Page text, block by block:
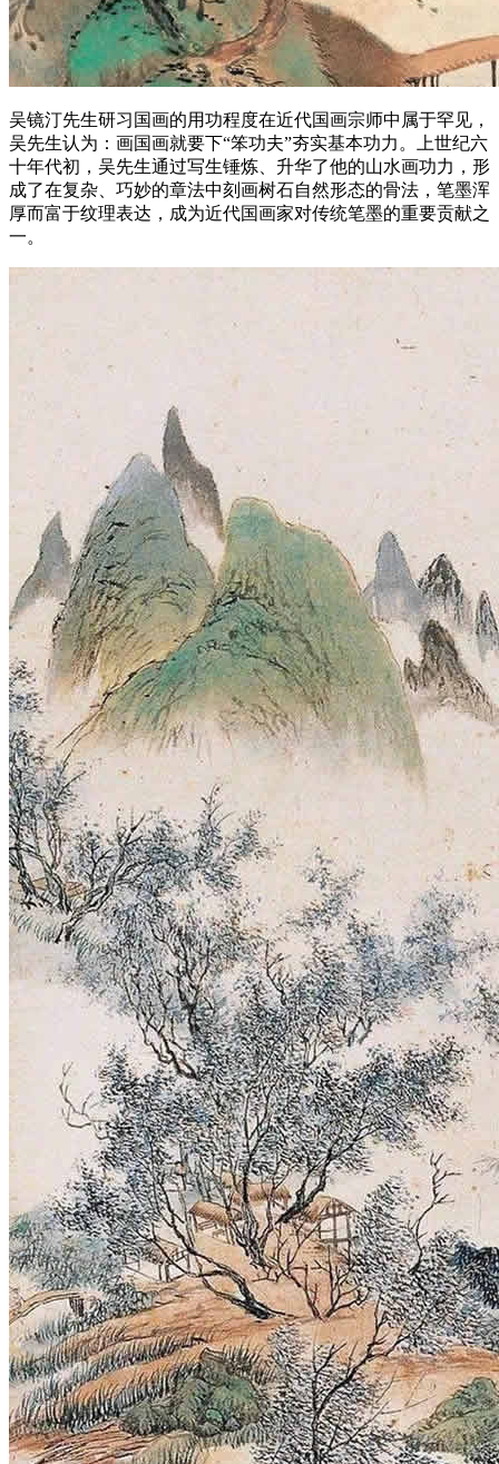
吴镜汀先生研习国画的用功程度在近代国画宗师中属于罕见，
吴先生认为：画国画就要下“笨功夫”夯实基本功力。上世纪六
十年代初，吴先生通过写生锤炼、升华了他的山水画功力，形
成了在复杂、巧妙的章法中刻画树石自然形态的骨法，笔墨浑
厚而富于纹理表达，成为近代国画家对传统笔墨的重要贡献之
一。